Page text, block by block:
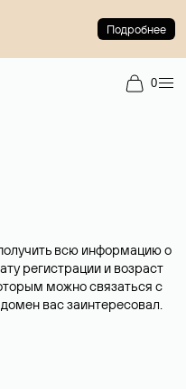
Подробнее
0
всю информацию о
регистрации и возраст
можно связаться с
вас заинтересовал.